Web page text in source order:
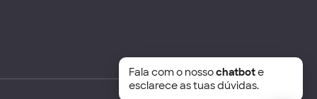
Fala com o nossochatbote
esclarece as tuas dúvidas.